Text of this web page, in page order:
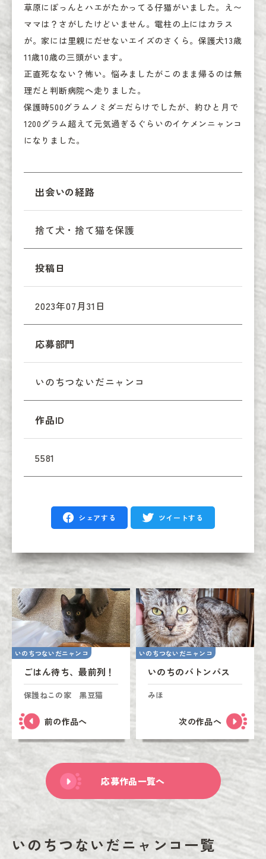
草原にぽっんとハエがたかってる仔猫がいました。え〜
ママは？さがしたけどいません。電柱の上にはカラス
が。家には里親にだせないエイズのさくら。保護犬13歳
11歳10歳の三頭がいます。
正直死なない？怖い。悩みましたがこのまま帰るのは無
理だと判断病院へ走りました。
保護時500グラムノミダニだらけでしたが、約ひと月で
1200グラム超えて元気過ぎるぐらいのイケメンニャンコ
になりました。
出会いの経路
捨て犬・捨て猫を保護
投稿日
2023年07月31日
応募部門
いのちつないだニャンコ
作品ID
5581
シェアする ツイートする
いのちつないだニャンコ
ごはん待ち、最前列！
保護ねこの家 黒豆猫
前の作品へ
いのちつないだニャンコ
いのちのバトンパス
みほ
次の作品へ
応募作品一覧へ
いのちつないだニャンコ一覧